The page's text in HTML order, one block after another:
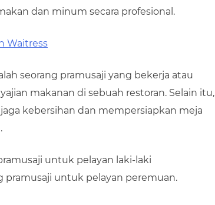
dan minum secara profesional.
Waitress
seorang pramusaji yang bekerja atau
makanan di sebuah restoran. Selain itu,
kebersihan dan mempersiapkan meja
untuk pelayan laki-laki
pramusaji untuk pelayan peremuan.